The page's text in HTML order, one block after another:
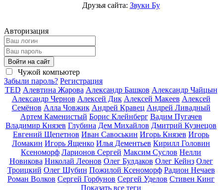
Друзья сайта: Звуки Бу
Авторизация
Войти на сайт
Чужой компьютер
Забыли пароль? Регистрация
TED Алевтина Жарова Александр Башков Александр Чайцын
Александр Чернов Алексей Дик Алексей Макеев Алексей
Семёнов Алла Човжик Андрей Кравец Андрей Ливадный
Артем Каменистый Борис Клейнберг Вадим Пугачев
Владимир Князев Глубина Дем Михайлов Дмитрий Кузнецов
Евгений Щепетнов Иван Савоськин Игорь Князев Игорь
Ломакин Игорь Ященко Илья Дементьев Кирилл Головин
Ксеноморф Ларионов Сергей Максим Суслов Нелли
Новикова Николай Леонов Олег Булдаков Олег Кейнз Олег
Троицкий Олег Шубин Пожилой Ксеноморф Радион Нечаев
Роман Волков Сергей Горбунов Сергей Уделов Стивен Кинг
Показать все теги